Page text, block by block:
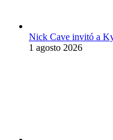
Nick Cave invitó a
1 agosto 2026